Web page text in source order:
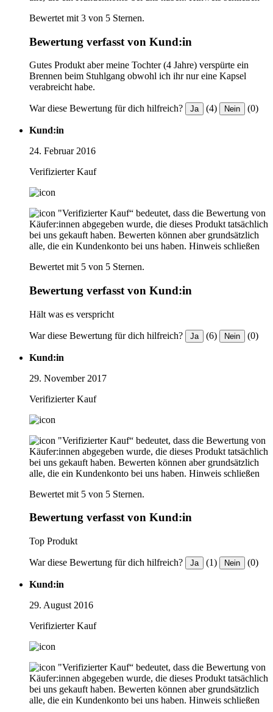
Bewertet mit 3 von 5 Sternen.
Bewertung verfasst von Kund:in
Gutes Produkt aber meine Tochter (4 Jahre) verspürte ein
Brennen beim Stuhlgang obwohl ich ihr nur eine Kapsel
verabreicht habe.
War diese Bewertung für dich hilfreich? Ja (4) Nein (0)
Kund:in
24. Februar 2016
Verifizierter Kauf
"Verifizierter Kauf“ bedeutet, dass die Bewertung von
Käufer:innen abgegeben wurde, die dieses Produkt tatsächlich
bei uns gekauft haben. Bewerten können aber grundsätzlich
alle, die ein Kundenkonto bei uns haben. Hinweis schließen
Bewertet mit 5 von 5 Sternen.
Bewertung verfasst von Kund:in
Hält was es verspricht
War diese Bewertung für dich hilfreich? Ja (6) Nein (0)
Kund:in
29. November 2017
Verifizierter Kauf
"Verifizierter Kauf“ bedeutet, dass die Bewertung von
Käufer:innen abgegeben wurde, die dieses Produkt tatsächlich
bei uns gekauft haben. Bewerten können aber grundsätzlich
alle, die ein Kundenkonto bei uns haben. Hinweis schließen
Bewertet mit 5 von 5 Sternen.
Bewertung verfasst von Kund:in
Top Produkt
War diese Bewertung für dich hilfreich? Ja (1) Nein (0)
Kund:in
29. August 2016
Verifizierter Kauf
"Verifizierter Kauf“ bedeutet, dass die Bewertung von
Käufer:innen abgegeben wurde, die dieses Produkt tatsächlich
bei uns gekauft haben. Bewerten können aber grundsätzlich
alle, die ein Kundenkonto bei uns haben. Hinweis schließen